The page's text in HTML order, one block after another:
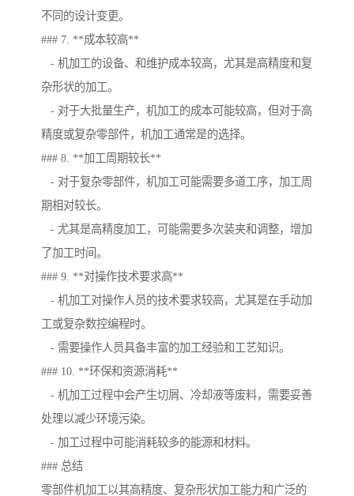
不同的设计变更。
### 7. **成本较高**
- 机加工的设备、和维护成本较高，尤其是高精度和复
杂形状的加工。
- 对于大批量生产，机加工的成本可能较高，但对于高
精度或复杂零部件，机加工通常是的选择。
### 8. **加工周期较长**
- 对于复杂零部件，机加工可能需要多道工序，加工周
期相对较长。
- 尤其是高精度加工，可能需要多次装夹和调整，增加
了加工时间。
### 9. **对操作技术要求高**
- 机加工对操作人员的技术要求较高，尤其是在手动加
工或复杂数控编程时。
- 需要操作人员具备丰富的加工经验和工艺知识。
### 10. **环保和资源消耗**
- 机加工过程中会产生切屑、冷却液等废料，需要妥善
处理以减少环境污染。
- 加工过程中可能消耗较多的能源和材料。
### 总结
零部件机加工以其高精度、复杂形状加工能力和广泛的